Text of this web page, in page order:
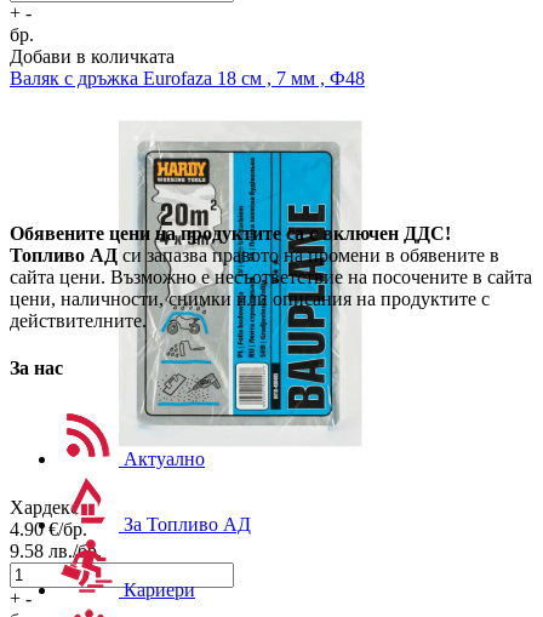
+ -
бр.
Добави в количката
Валяк с дръжка Eurofaza 18 см , 7 мм , Ф48
Хардекс
4.90 €/бр.
9.58 лв./бр.
+ -
Обявените цени на продуктите са с включен ДДС!
Топливо АД си запазва правото на промени в обявените в
сайта цени. Възможно е несъответствие на посочените в сайта
цени, наличности, снимки или описания на продуктите с
действителните.
За нас
Актуално
За Топливо АД
Кариери